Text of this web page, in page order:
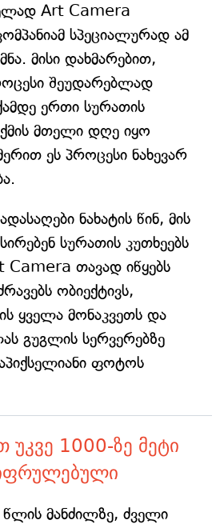
Art Camera
სპეციალურად ამ
მისი დახმარებით,
შეუდარებლად
ერთი სურათის
მთელი დღე იყო
ეს პროცესი ნახევარ
ნახატის წინ, მის
სურათის კუთხეებს
Camera თავად იწყებს
ობიექტივს,
ყველა მონაკვეთს და
გუგლის სერვერებზე
ფოტოს
უკვე 1000-ზე მეტი
მანძილზე, ძველი